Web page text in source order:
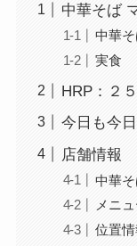
中華そば
中華
実食
HRP：２
今日も今
店舗情報
中華
メニ
位置